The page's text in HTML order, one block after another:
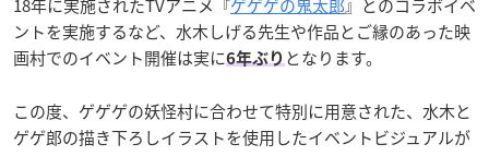
18年に実施されたTVアニメ『ゲゲゲの鬼太郎』とのコラボイベ
ントを実施するなど、水木しげる先生や作品とご縁のあった映
画村でのイベント開催は実に6年ぶり となります。
この度、ゲゲゲの妖怪村に合わせて特別に用意された、水木と
ゲゲ郎の描き下ろしイラストを使用したイベントビジュアルが